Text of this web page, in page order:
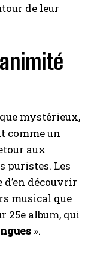
de leur
mystérieux,
comme un
aux
puristes. Les
découvrir
musical que
25e album, qui
».